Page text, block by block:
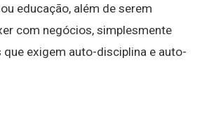
educação, além de serem
com negócios, simplesmente
exigem auto-disciplina e auto-